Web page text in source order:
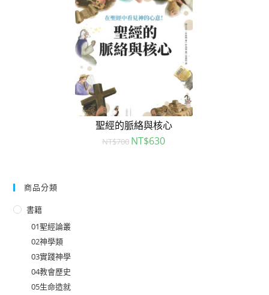
聖經的脈絡與核心
NT$700 NT$630
商品分類
書籍
01聖經論叢
02神學類
03實踐神學
04教會歷史
05生命造就